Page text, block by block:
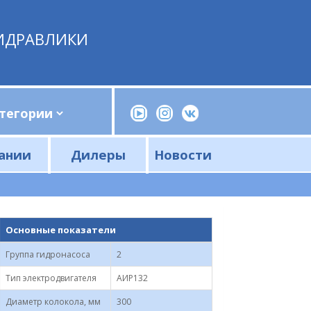
Дилеры Новости
Основные показатели
Группа гидронасоса
2
Тип электродвигателя
АИР132
Диаметр колокола, мм
300